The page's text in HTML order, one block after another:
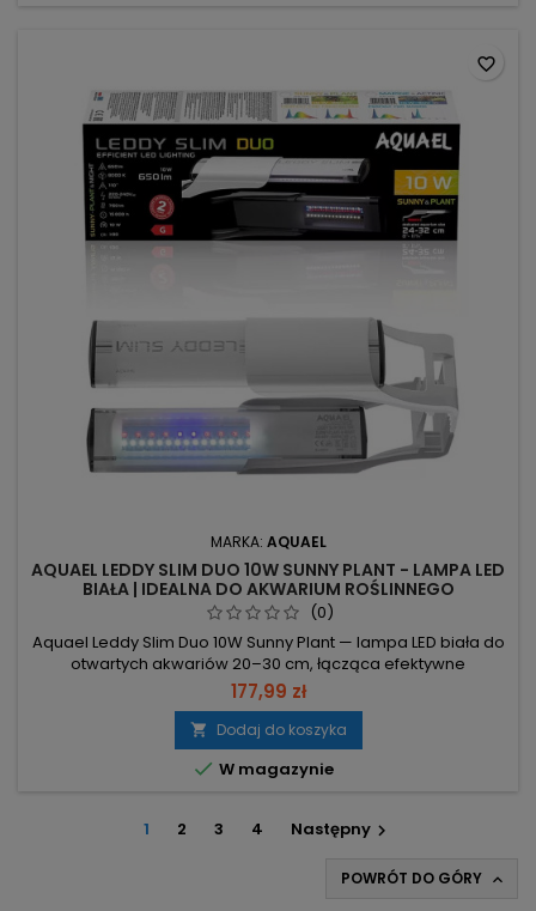
MARKA: AQUAEL
AQUAEL LEDDY SLIM DUO 10W SUNNY PLANT - LAMPA LED
BIAŁA | IDEALNA DO AKWARIUM ROŚLINNEGO
(0)
Aquael Leddy Slim Duo 10W Sunny Plant — lampa LED biała do
otwartych akwariów 20–30 cm, łącząca efektywne
oświetlenie z wiernym odwzorowaniem kolorów. 10 W (2×5
W) – niskie zużycie energii przy równomiernym świetle. 650
lm – odpowiednia jasność dla małych zbiorników. 8000 K –
zbalansowana temperatura barwowa sprzyjająca
wyglądowi i roślinom. Długość...
177,99 zł
 Dodaj do koszyka
 W magazynie
favorite_border
1 2 3 4 Następny 
POWRÓT DO GÓRY 